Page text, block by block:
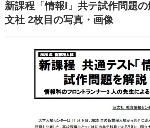
新課程「情報I」共テ試作問題
文社 2枚目の写真・画像